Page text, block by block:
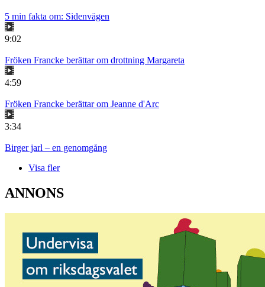
5 min fakta om: Sidenvägen
9:02
Fröken Francke berättar om drottning Margareta
4:59
Fröken Francke berättar om Jeanne d'Arc
3:34
Birger jarl – en genomgång
Visa fler
ANNONS